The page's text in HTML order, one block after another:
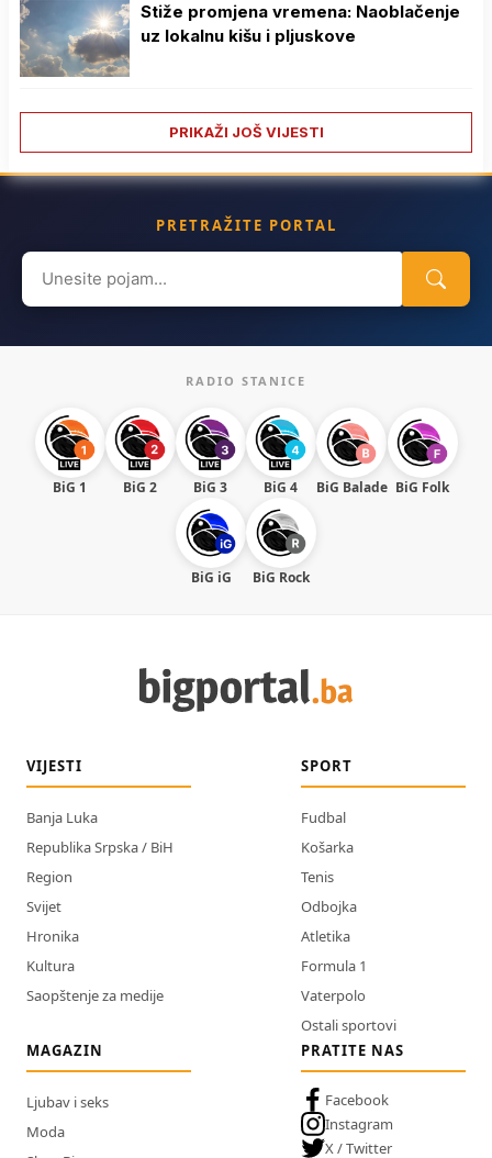
Stiže promjena vremena: Naoblačenje
uz lokalnu kišu i pljuskove
PRIKAŽI JOŠ VIJESTI
PRETRAŽITE PORTAL
Search
for:
RADIO STANICE
BiG 1 BiG 2 BiG 3 BiG 4 BiG Balade BiG Folk
BiG iG BiG Rock
VIJESTI
Banja Luka
Republika Srpska / BiH
Region
Svijet
Hronika
Kultura
Saopštenje za medije
SPORT
Fudbal
Košarka
Tenis
Odbojka
Atletika
Formula 1
Vaterpolo
Ostali sportovi
MAGAZIN
Ljubav i seks
Moda
PRATITE NAS
Facebook
Instagram
X / Twitter